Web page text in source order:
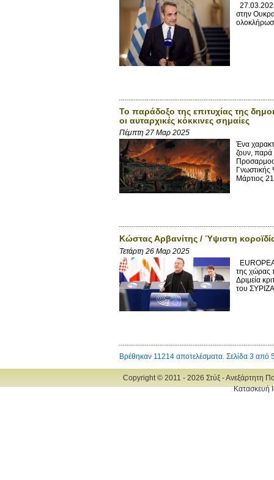
στην
Το παράδοξο της επιτυχίας της
οι αυταρχικές κόκκινες σημαίες
Πέμπτη 27 Μαρ 2025
Ένα
ζουν, παρά
Γνωστικής
Μάρτιος
Κώστας Αρβανίτης / Ύψιστη
Τετάρτη 26 Μαρ 2025
της χώρας
Δριμεία
του
Βρέθηκαν 11214 αποτελέσματα. Σελίδα 3 από
Copyright © 2011 - 2026 Στύξ - Ανεξάρτητη
Κατασκευή